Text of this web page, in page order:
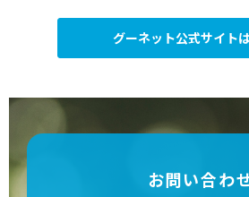
グーネット公式サイト
お問い合わ